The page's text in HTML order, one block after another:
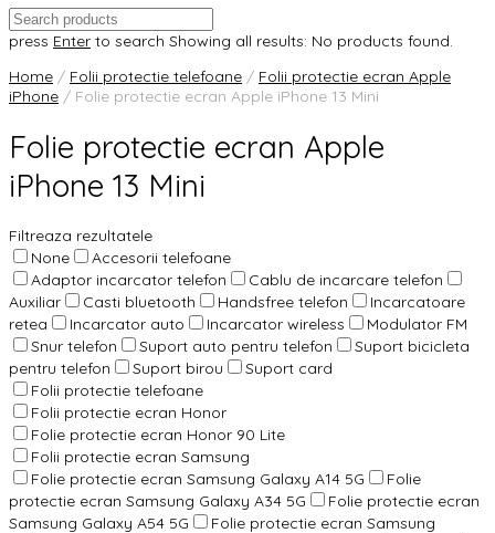
press Enter to search Showing all results: No products found.
Home / Folii protectie telefoane / Folii protectie ecran Apple
iPhone / Folie protectie ecran Apple iPhone 13 Mini
Folie protectie ecran Apple
iPhone 13 Mini
Filtreaza rezultatele
None
Accesorii telefoane
Adaptor incarcator telefon
Cablu de incarcare telefon
Auxiliar
Casti bluetooth Handsfree telefon
Incarcatoare
retea
Incarcator auto Incarcator wireless
Modulator FM
Snur telefon
Suport auto pentru telefon
Suport bicicleta
pentru telefon
Suport birou
Suport card
Folii protectie telefoane
Folii protectie ecran Honor
Folie protectie ecran Honor 90 Lite
Folii protectie ecran Samsung
Folie protectie ecran Samsung Galaxy A14 5G
Folie
protectie ecran Samsung Galaxy A34 5G
Folie protectie ecran
Samsung Galaxy A54 5G
Folie protectie ecran Samsung